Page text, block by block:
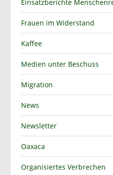
Einsatzberichte
Frauen im Widerstand
Kaffee
Medien unter Beschuss
Migration
News
Newsletter
Oaxaca
Organisiertes Verbrechen